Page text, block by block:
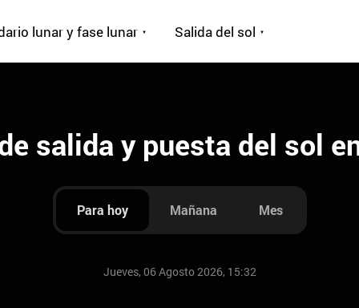
lunar y fase lunar Salida del sol
salida y puesta del sol
Para hoy Mañana Mes
Jueves, 06 Agosto 2026, 15:32